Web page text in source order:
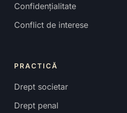
Confidențialitate
Conflict de interese
PRACTICĂ
Drept societar
Drept penal